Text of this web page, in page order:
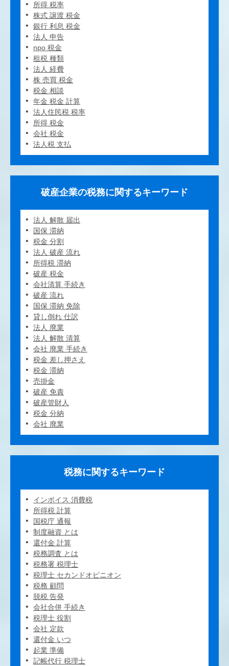
所得 税率
株式 譲渡 税金
銀行 利息 税金
法人 申告
npo 税金
租税 種類
法人 経費
株 売買 税金
税金 相談
年金 税金 計算
法人住民税 税率
所得 税金
会社 税金
法人税 支払
破産企業の税務に関するキーワード
法人 解散 届出
国保 滞納
税金 分割
法人 破産 流れ
所得税 滞納
破産 税金
会社清算 手続き
破産 流れ
国保 滞納 免除
貸し倒れ 仕訳
法人 廃業
法人 解散 清算
会社 廃業 手続き
税金 差し押さえ
税金 滞納
売掛金
破産 免責
破産管財人
税金 分納
会社 廃業
税務に関するキーワード
インボイス 消費税
所得税 計算
国税庁 通報
制度融資 とは
還付金 計算
税務調査 とは
税務署 税理士
税理士 セカンドオピニオン
税務 顧問
脱税 告発
会社合併 手続き
税理士 役割
会社 定款
還付金 いつ
起業 準備
記帳代行 税理士